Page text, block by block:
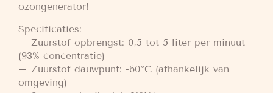
ozongenerator!
Specificaties:
– Zuurstof opbrengst: 0,5 tot 5 liter per minuut
(93% concentratie)
– Zuurstof dauwpunt: -60°C (afhankelijk van
omgeving)